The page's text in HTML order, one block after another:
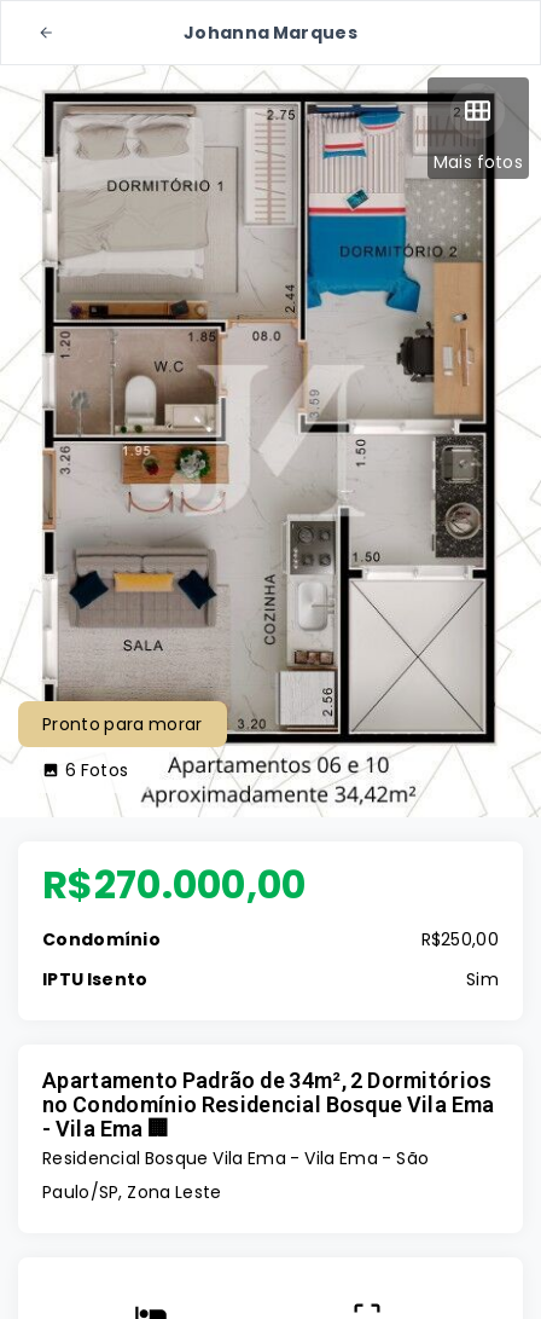
Johanna Marques
Mais fotos
Pronto para morar
6 Fotos
R$270.000,00
Condomínio
R$250,00
IPTU Isento
Sim
Apartamento Padrão de 34m², 2 Dormitórios
no Condomínio Residencial Bosque Vila Ema
- Vila Ema 🏢
Residencial Bosque Vila Ema -Vila Ema - São
Paulo/SP, Zona Leste